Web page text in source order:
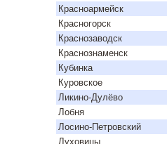
Красноармейск
Красногорск
Краснозаводск
Краснознаменск
Кубинка
Куровское
Ликино-Дулёво
Лобня
Лосино-Петровский
Луховицы